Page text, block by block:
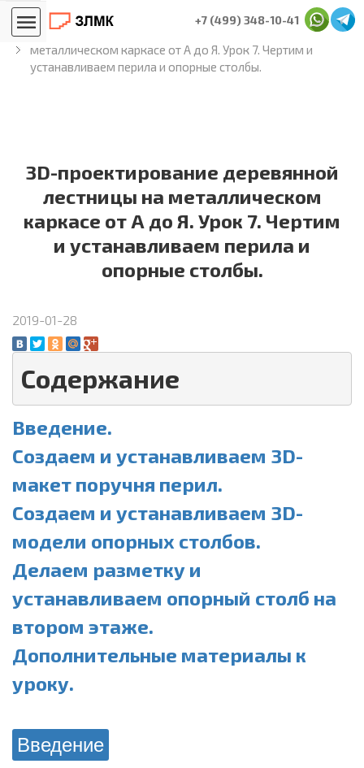
+7 (499) 348-10-41
Главная
Блог лестничников
3D-проектирование деревянной лестницы на
металлическом каркасе от А до Я. Урок 7. Чертим и
устанавливаем перила и опорные столбы.
3D-проектирование деревянной
лестницы на металлическом
каркасе от А до Я. Урок 7. Чертим
и устанавливаем перила и
опорные столбы.
2019-01-28
Содержание
Введение.
Создаем и устанавливаем 3D-
макет поручня перил.
Создаем и устанавливаем 3D-
модели опорных столбов.
Делаем разметку и
устанавливаем опорный столб на
втором этаже.
Дополнительные материалы к
уроку.
Введение